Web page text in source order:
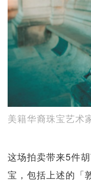
美籍华裔珠宝艺术
这场拍卖带来5件
宝，包括上述的「